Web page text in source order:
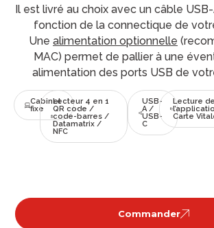
Il est livré au choix avec un câble
fonction de la connectique de
Une alimentation optionnelle
MAC) permet de pallier à une
alimentation des ports USB de
Cabinet
fixe
Lecteur 4 en 1
QR code /
code-barres /
Datamatrix /
NFC
USB-
A /
USB-
C
Lecture de
Carte
Commander